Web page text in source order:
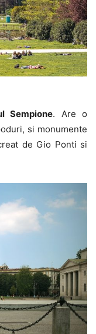
Sempione. Are o
si monumente
de Gio Ponti si